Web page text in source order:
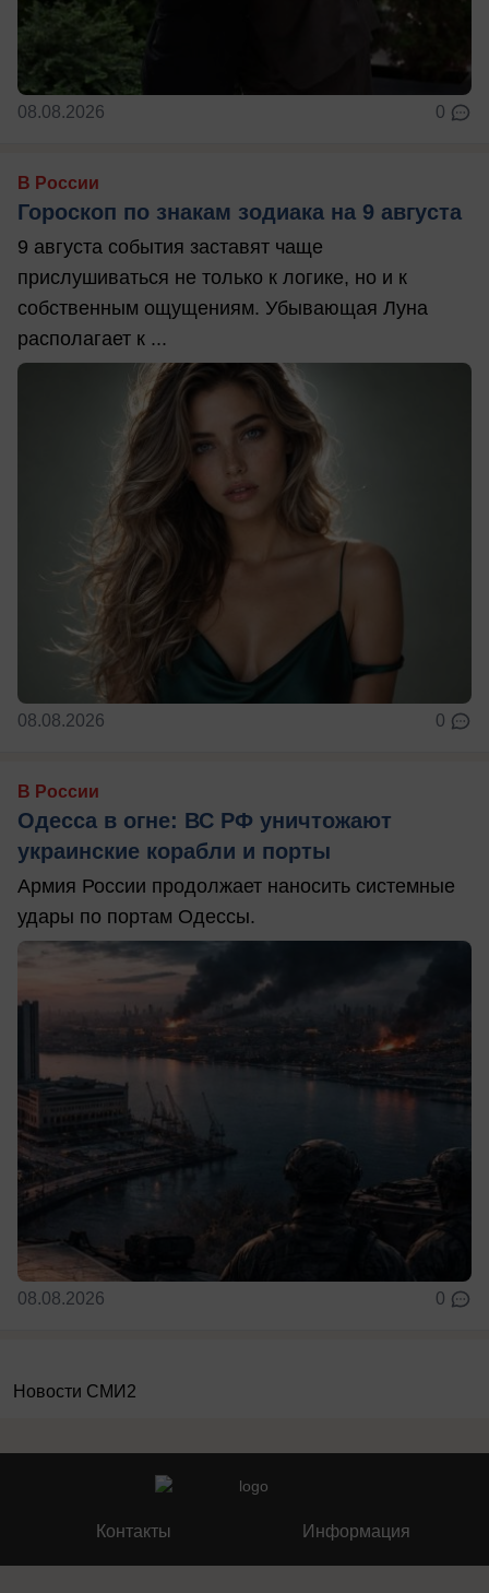
08.08.2026 0
В России
Гороскоп по знакам зодиака на 9 августа
9 августа события заставят чаще
прислушиваться не только к логике, но и к
собственным ощущениям. Убывающая Луна
располагает к ...
08.08.2026 0
В России
Одесса в огне: ВС РФ уничтожают
украинские корабли и порты
Армия России продолжает наносить системные
удары по портам Одессы.
08.08.2026 0
Новости СМИ2
Контакты Информация